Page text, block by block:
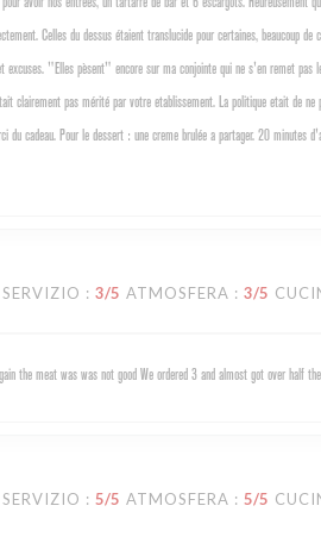
Celles du dessus étaient translucide pour certaines, beaucoup de
"Elles pèsent" encore sur ma conjointe qui ne s'en remet pas
pas mérité par votre etablissement. La politique etait de ne
cadeau. Pour le dessert : une creme brulée a partager. 20 minutes
SERVIZIO : 3/5 ATMOSFERA : 3/5
the meat was was not good We ordered 3 and almost got over half
SERVIZIO : 5/5 ATMOSFERA : 5/5